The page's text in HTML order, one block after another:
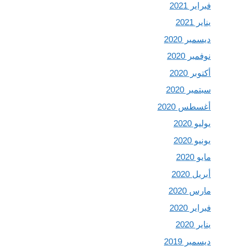
فبراير 2021
يناير 2021
ديسمبر 2020
نوفمبر 2020
أكتوبر 2020
سبتمبر 2020
أغسطس 2020
يوليو 2020
يونيو 2020
مايو 2020
أبريل 2020
مارس 2020
فبراير 2020
يناير 2020
ديسمبر 2019